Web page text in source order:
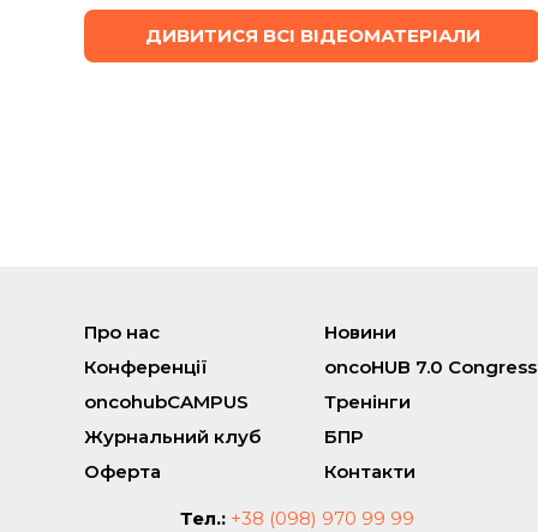
ДИВИТИСЯ ВСІ ВІДЕОМАТЕРІАЛИ
Про нас
Новини
Конференції
oncoHUB 7.0 Congress
oncohubCAMPUS
Тренінги
Журнальний клуб
БПР
Оферта
Контакти
Тел.: +38 (098) 970 99 99